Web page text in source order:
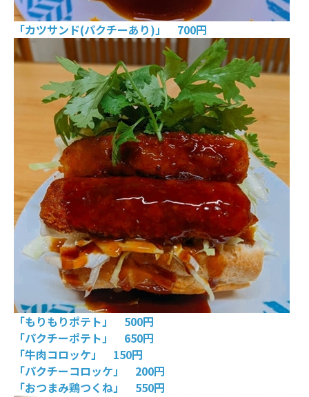
「カツサンド(パクチーあり)」 700円
「もりもりポテト」 500円
「パクチーポテト」 650円
「牛肉コロッケ」 150円
「パクチーコロッケ」 200円
「おつまみ鶏つくね」 550円